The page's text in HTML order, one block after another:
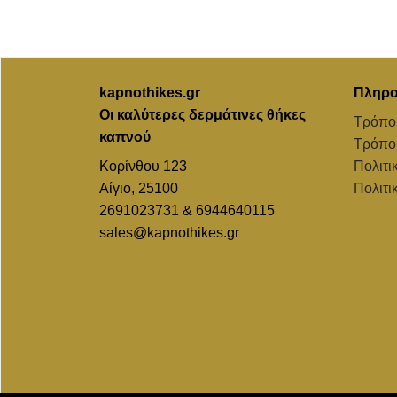
kapnothikes.gr
Οι καλύτερες δερμάτινες θήκες
καπνού
Κορίνθου 123
Αίγιο, 25100
2691023731 & 6944640115
sales@kapnothikes.gr